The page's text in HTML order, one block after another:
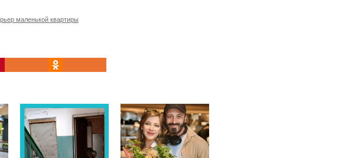
маленькой квартиры